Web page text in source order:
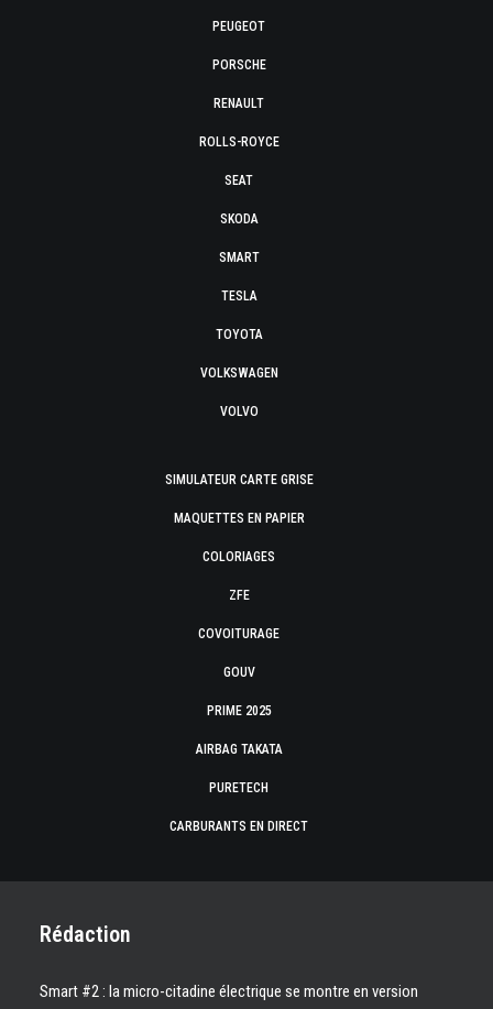
PEUGEOT
PORSCHE
RENAULT
ROLLS-ROYCE
SEAT
SKODA
SMART
TESLA
TOYOTA
VOLKSWAGEN
VOLVO
SIMULATEUR CARTE GRISE
MAQUETTES EN PAPIER
COLORIAGES
ZFE
COVOITURAGE
GOUV
PRIME 2025
AIRBAG TAKATA
PURETECH
CARBURANTS EN DIRECT
Rédaction
Smart #2 : la micro-citadine électrique se montre en version